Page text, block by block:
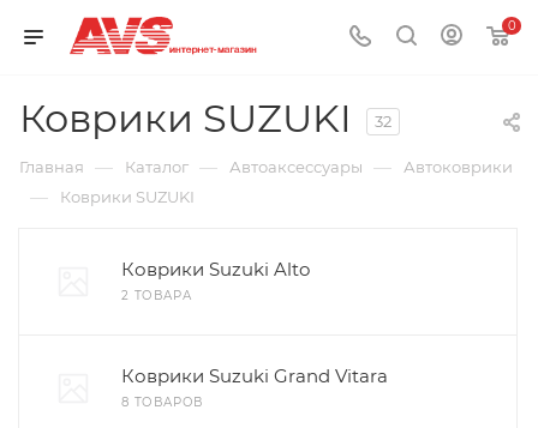
0
Коврики SUZUKI 32
Главная — Каталог — Автоаксессуары — Автоковрики
— Коврики SUZUKI
Коврики Suzuki Alto
2 ТОВАРА
Коврики Suzuki Grand Vitara
8 ТОВАРОВ